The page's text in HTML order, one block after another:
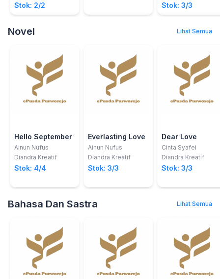
ME; DR. Ir. Arissetyo
Nugroho, MM.
Stok: 2/2 Stok: 3/3
Novel Lihat Semua
Hello September
Ainun Nufus
Diandra Kreatif
Stok: 4/4
Everlasting Love
Ainun Nufus
Diandra Kreatif
Stok: 3/3
Dear Love
Cinta Syafei
Diandra Kreatif
Stok: 3/3
Bahasa Dan Sastra Lihat Semua